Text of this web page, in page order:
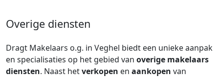
Overige diensten
Dragt Makelaars o.g. in Veghel biedt een unieke aanpak
en specialisaties op het gebied van overige makelaars
diensten. Naast hetverkopen en aankopen van